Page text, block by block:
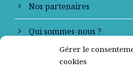
Gérer le
cookies
Nos partenaires
Qui sommes-nous ?
Contactez-nous